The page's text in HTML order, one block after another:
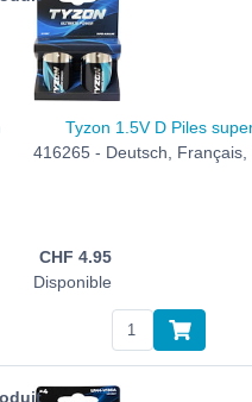
Tyzon 1.5V D Piles
416265 - Deutsch, Français,
CHF 4.95
Disponible